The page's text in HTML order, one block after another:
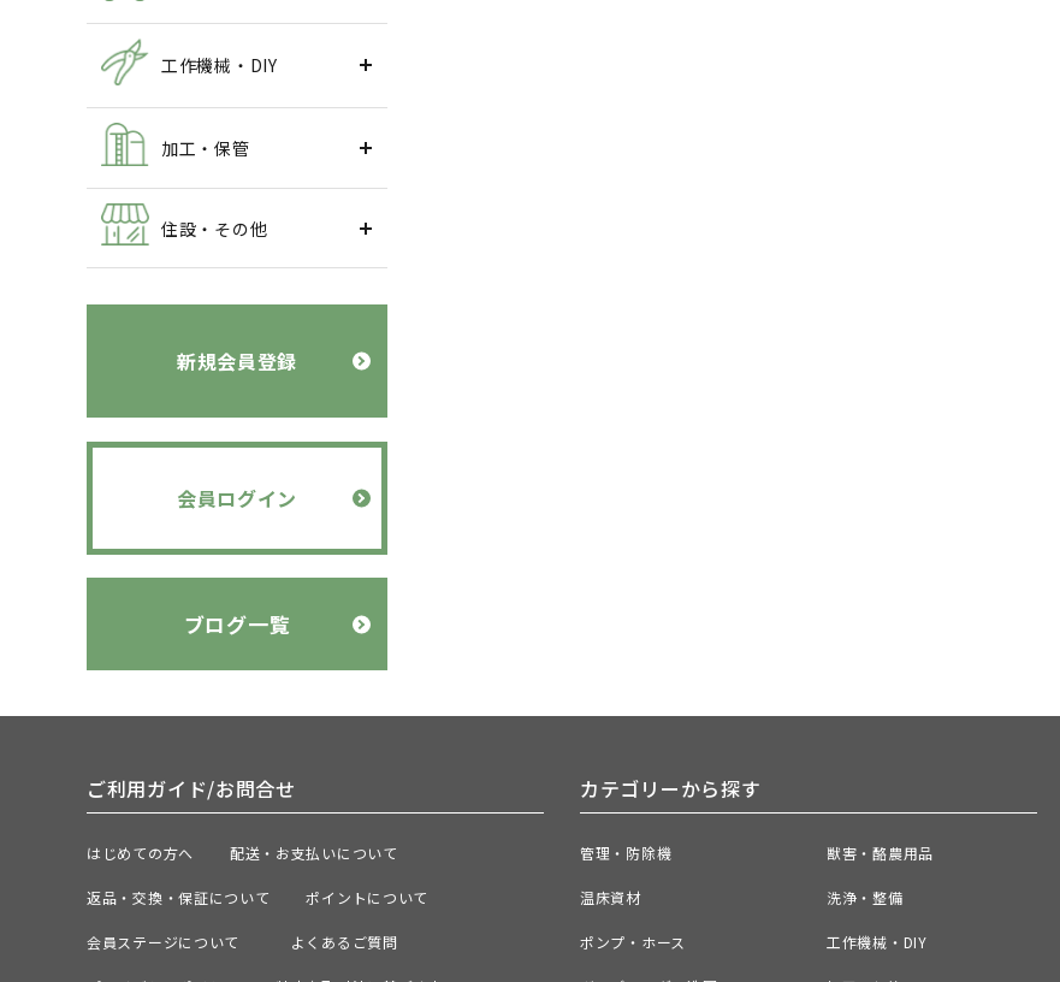
工作機械・DIY
加工・保管
住設・その他
新規会員登録
会員ログイン
ブログ一覧
ご利用ガイド/お問合せ
はじめての方へ 配送・お支払いについて
返品・交換・保証について ポイントについて
会員ステージについて よくあるご質問
カテゴリーから探す
管理・防除機 獣害・酪農用品
温床資材 洗浄・整備
ポンプ・ホース 工作機械・DIY